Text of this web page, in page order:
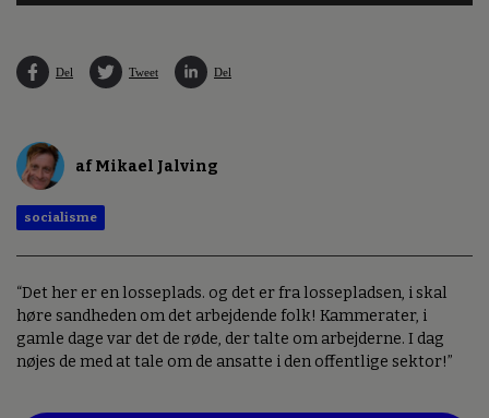
Del Tweet Del
af Mikael Jalving
socialisme
“Det her er en losseplads. og det er fra lossepladsen, i skal
høre sandheden om det arbejdende folk! Kammerater, i
gamle dage var det de røde, der talte om arbejderne. I dag
nøjes de med at tale om de ansatte i den offentlige sektor!”